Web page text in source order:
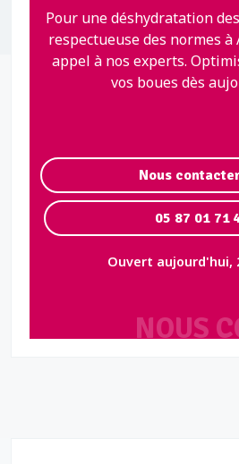
NOUS
Pour une déshydratation
respectueuse des normes
appel à nos experts.
vos boues dès
Nous
05 87 01 71
Ouvert aujourd'hui,